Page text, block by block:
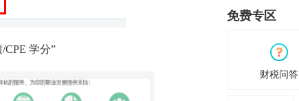
CPE 学分”
免费专区
财税问答